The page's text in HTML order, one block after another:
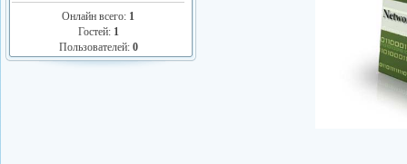
Онлайн всего: 1
Гостей: 1
Пользователей: 0